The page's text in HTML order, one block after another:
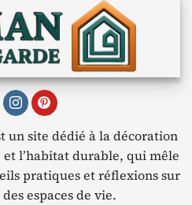
un site dédié à la décoration
l’habitat durable, qui mêle
pratiques et réflexions sur
espaces de vie.